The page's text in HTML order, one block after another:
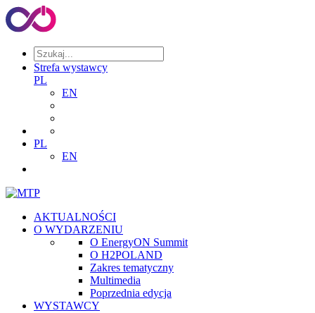
Strefa wystawcy
PL
EN
PL
EN
AKTUALNOŚCI
O WYDARZENIU
O EnergyON Summit
O H2POLAND
Zakres tematyczny
Multimedia
Poprzednia edycja
WYSTAWCY